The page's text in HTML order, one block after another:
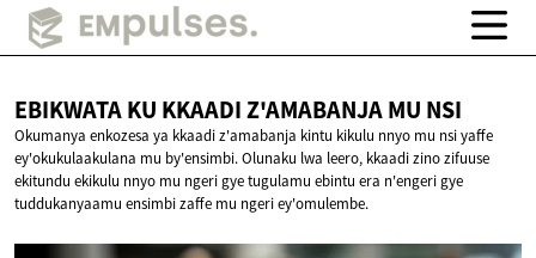
EBIKWATA KU KKAADI Z'AMABANJAMU NSI
Okumanya enkozesa ya kkaadi z'amabanja kintu kikulu nnyo mu nsi yaffe
ey'okukulaakulana mu by'ensimbi. Olunaku lwa leero, kkaadi zino zifuuse
ekitundu ekikulu nnyo mu ngeri gye tugulamu ebintu era n'engeri gye
tuddukanyaamu ensimbi zaffe mu ngeri ey'omulembe.